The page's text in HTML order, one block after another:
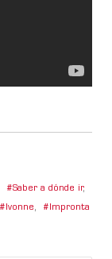
Saber a dónde ir,
Ivonne, Impronta